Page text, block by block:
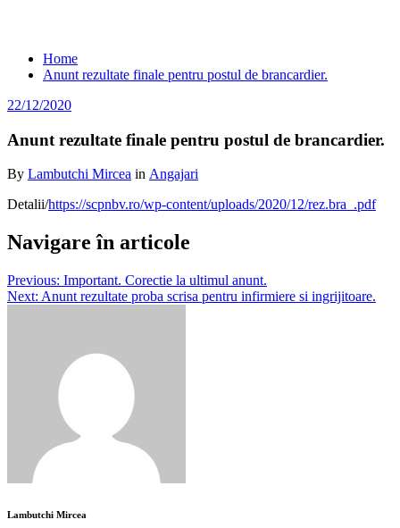
Home
Anunt rezultate finale pentru postul de brancardier.
22/12/2020
Anunt rezultate finale pentru postul de brancardier.
By Lambutchi Mircea in Angajari
Detalii/https://scpnbv.ro/wp-content/uploads/2020/12/rez.bra_.pdf
Navigare în articole
Previous: Important. Corectie la ultimul anunt.
Next: Anunt rezultate proba scrisa pentru infirmiere si ingrijitoare.
Lambutchi Mircea